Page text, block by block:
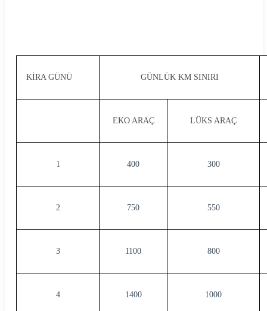
KİRA GÜNÜ GÜNLÜK KM SINIRI
EKO ARAÇ LÜKS ARAÇ
1 400 300
2 750 550
3 1100 800
4 1400 1000